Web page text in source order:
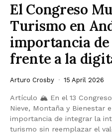
El Congreso
Turismo en
importancia
frente a la
Arturo Crosby 15 April 2026
Artículo 🏔️ En el 13
Nieve, Montaña y Bienestar
importancia de integrar la
turismo sin reemplazar el